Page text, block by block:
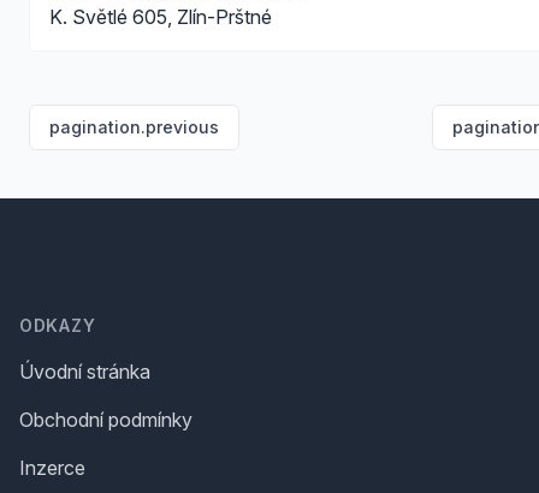
K. Světlé 605, Zlín-Prštné
pagination.previous
ODKAZY
Úvodní stránka
Obchodní podmínky
Inzerce